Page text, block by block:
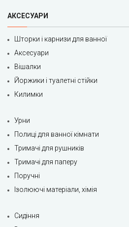
АКСЕСУАРИ
Шторки і карнизи для ванної
Аксесуари
Вішалки
Йоржики і туалетні стійки
Килимки
Урни
Полиці для ванної кімнати
Тримачі для рушників
Тримачі для паперу
Поручні
Ізолюючі матеріали, хімія
Сидіння